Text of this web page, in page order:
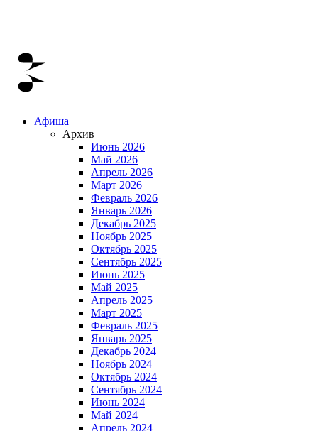
Афиша
Архив
Июнь 2026
Май 2026
Апрель 2026
Март 2026
Февраль 2026
Январь 2026
Декабрь 2025
Ноябрь 2025
Октябрь 2025
Сентябрь 2025
Июнь 2025
Май 2025
Апрель 2025
Март 2025
Февраль 2025
Январь 2025
Декабрь 2024
Ноябрь 2024
Октябрь 2024
Сентябрь 2024
Июнь 2024
Май 2024
Апрель 2024